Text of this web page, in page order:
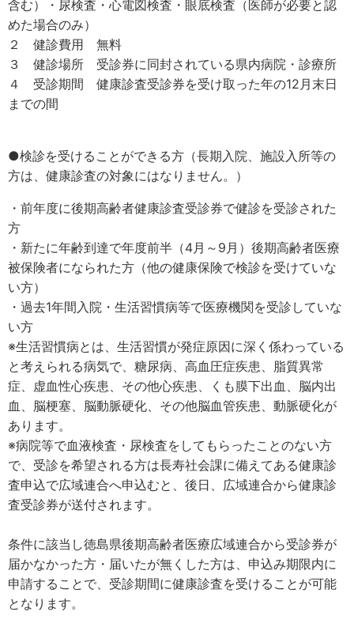
含む）・尿検査・心電図検査・眼底検査（医師が必要と認
めた場合のみ）
２ 健診費用 無料
３ 健診場所 受診券に同封されている県内病院・診療所
４ 受診期間 健康診査受診券を受け取った年の12月末日
までの間
●検診を受けることができる方（長期入院、施設入所等の
方は、健康診査の対象にはなりません。）
・前年度に後期高齢者健康診査受診券で健診を受診された
方
・新たに年齢到達で年度前半（4月～9月）後期高齢者医療
被保険者になられた方（他の健康保険で検診を受けていな
い方）
・過去1年間入院・生活習慣病等で医療機関を受診していな
い方
※生活習慣病とは、生活習慣が発症原因に深く係わっている
と考えられる病気で、糖尿病、高血圧症疾患、脂質異常
症、虚血性心疾患、その他心疾患、くも膜下出血、脳内出
血、脳梗塞、脳動脈硬化、その他脳血管疾患、動脈硬化が
あります。
※病院等で血液検査・尿検査をしてもらったことのない方
で、受診を希望される方は長寿社会課に備えてある健康診
査申込で広域連合へ申込むと、後日、広域連合から健康診
査受診券が送付されます。
条件に該当し徳島県後期高齢者医療広域連合から受診券が
届かなかった方・届いたが無くした方は、申込み期限内に
申請することで、受診期間に健康診査を受けることが可能
となります。